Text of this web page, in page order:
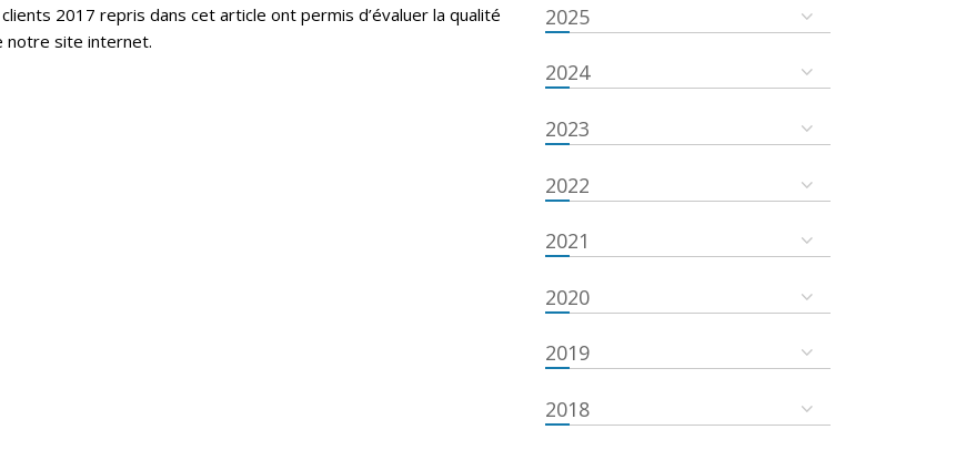
2017 repris dans cet article ont permis d’évaluer la qualité
notre site internet.
2025
2024
2023
2022
2021
2020
2019
2018